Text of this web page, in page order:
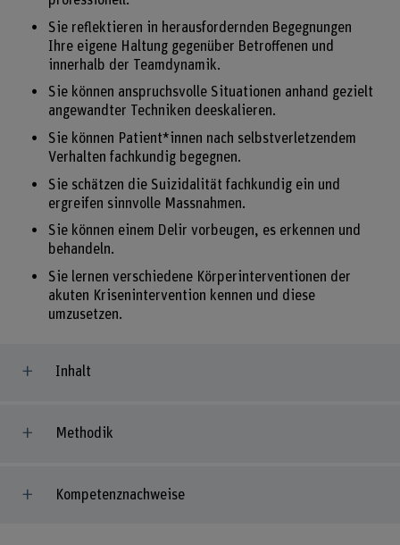
Sie reflektieren in herausfordernden Begegnungen
Ihre eigene Haltung gegenüber Betroffenen und
innerhalb der Teamdynamik.
Sie können anspruchsvolle Situationen anhand gezielt
angewandter Techniken deeskalieren.
Sie können Patient*innen nach selbstverletzendem
Verhalten fachkundig begegnen.
Sie schätzen die Suizidalität fachkundig ein und
ergreifen sinnvolle Massnahmen.
Sie können einem Delir vorbeugen, es erkennen und
behandeln.
Sie lernen verschiedene Körperinterventionen der
akuten Krisenintervention kennen und diese
umzusetzen.
Inhalt
Methodik
Kompetenznachweise